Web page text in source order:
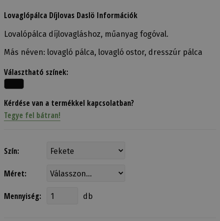
Lovaglópálca Díjlovas Daslö Információk
Lovalópálca díjlovagláshoz, műanyag fogóval.
Más néven: lovagló pálca, lovagló ostor, dresszúr pálca
Választható színek:
Kérdése van a termékkel kapcsolatban?
Tegye fel bátran!
Szín:
Méret:
Mennyiség: db